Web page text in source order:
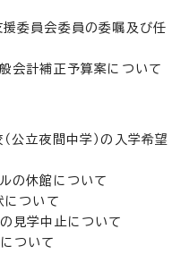
委員会委員の委嘱及び任
会計補正予算案について
公立夜間中学）の入学希望
の休館について
について
見学中止について
ついて